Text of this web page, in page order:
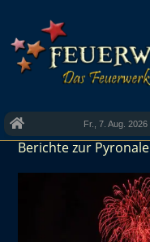
Fr., 7. Aug. 2026
Berichte zur Pyronale